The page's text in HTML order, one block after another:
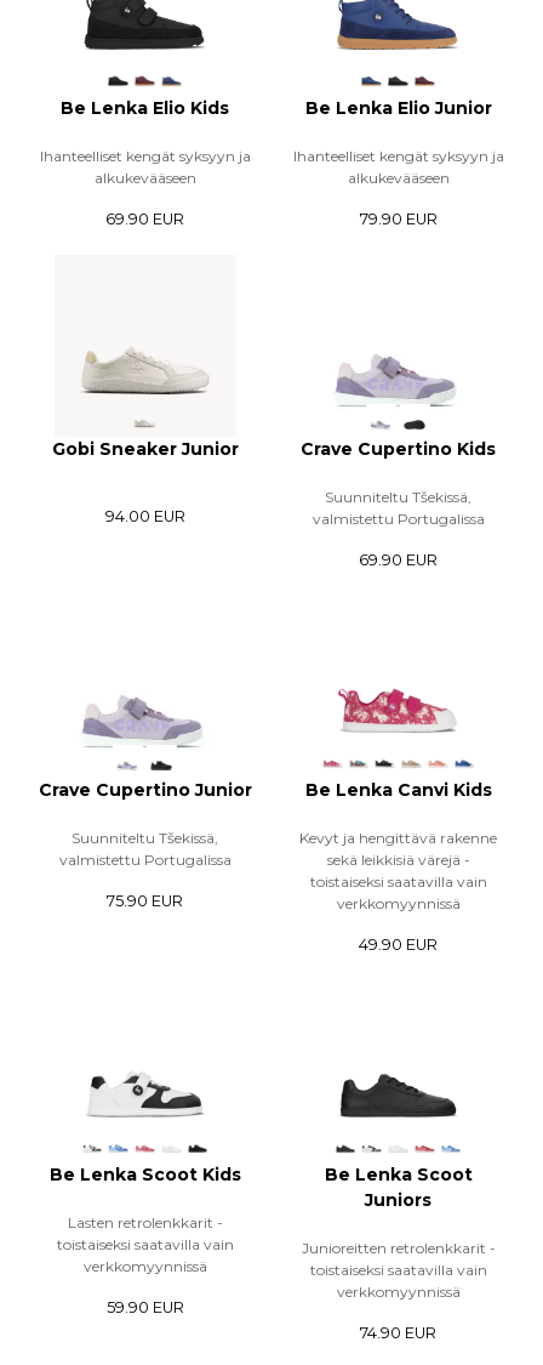
Be Lenka Elio Kids
Ihanteelliset kengät syksyyn ja
alkukevääseen
69.90 EUR
Be Lenka Elio Junior
Ihanteelliset kengät syksyyn ja
alkukevääseen
79.90 EUR
Gobi Sneaker Junior
94.00 EUR
Crave Cupertino Kids
Suunniteltu Tšekissä,
valmistettu Portugalissa
69.90 EUR
Crave Cupertino Junior
Suunniteltu Tšekissä,
valmistettu Portugalissa
75.90 EUR
Be Lenka Canvi Kids
Kevyt ja hengittävä rakenne
sekä leikkisiä värejä -
toistaiseksi saatavilla vain
verkkomyynnissä
49.90 EUR
Be Lenka Scoot Kids
Lasten retrolenkkarit -
toistaiseksi saatavilla vain
verkkomyynnissä
59.90 EUR
Be Lenka Scoot
Juniors
Junioreitten retrolenkkarit -
toistaiseksi saatavilla vain
verkkomyynnissä
74.90 EUR